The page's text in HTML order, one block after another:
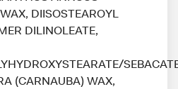
DIISOSTEAROYL
DILINOLEATE,
(CARNAUBA) WAX,